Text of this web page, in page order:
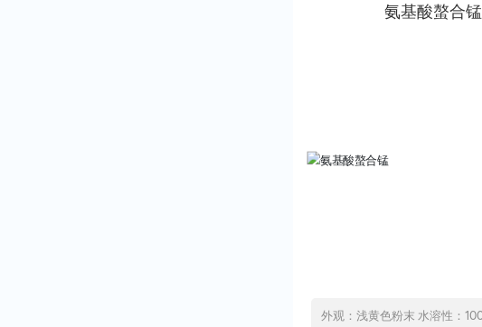
氨基酸螯合锰
外观：浅黄色粉末 水溶性：100% 总氨基酸